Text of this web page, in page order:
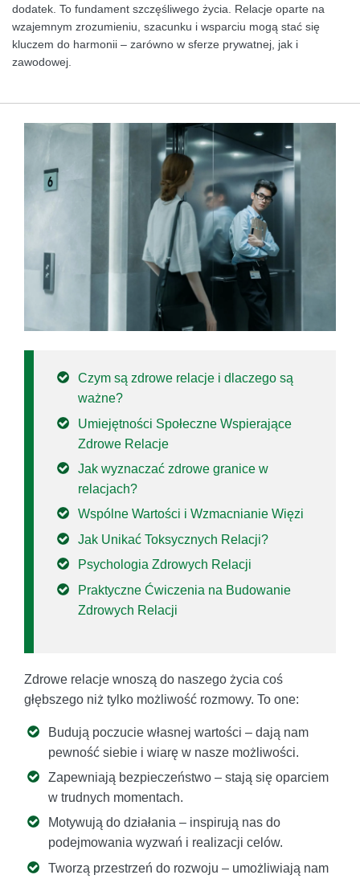
dodatek. To fundament szczęśliwego życia. Relacje oparte na
wzajemnym zrozumieniu, szacunku i wsparciu mogą stać się
kluczem do harmonii – zarówno w sferze prywatnej, jak i
zawodowej.
Czym są zdrowe relacje i dlaczego są
ważne?
Umiejętności Społeczne Wspierające
Zdrowe Relacje
Jak wyznaczać zdrowe granice w
relacjach?
Wspólne Wartości i Wzmacnianie Więzi
Jak Unikać Toksycznych Relacji?
Psychologia Zdrowych Relacji
Praktyczne Ćwiczenia na Budowanie
Zdrowych Relacji
Zdrowe relacje wnoszą do naszego życia coś
głębszego niż tylko możliwość rozmowy. To one:
Budują poczucie własnej wartości – dają nam
pewność siebie i wiarę w nasze możliwości.
Zapewniają bezpieczeństwo – stają się oparciem
w trudnych momentach.
Motywują do działania – inspirują nas do
podejmowania wyzwań i realizacji celów.
Tworzą przestrzeń do rozwoju – umożliwiają nam